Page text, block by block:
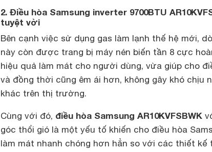
2. Điều hòa Samsung inverter 9700BTU
tuyệt vời
Bên cạnh việc sử dụng gas làm lạnh thế hệ mới,
này còn được trang bị máy nén biến tần 8 cực
hiệu quả làm mát cho người dùng, vừa giúp cho
và đồng thời cũng êm ái hơn, không gây khó chịu
khác trên thị trường.
Cùng với đó, điều hòa Samsung AR10KVFSBWK
góc thổi gió là một yếu tố khiến cho điều hòa
làm mát nhanh chóng hơn hẳn so với các thiết kế